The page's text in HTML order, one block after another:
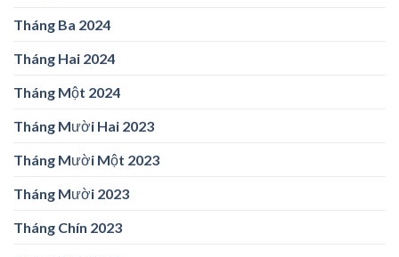
Tháng Ba 2024
Tháng Hai 2024
Tháng Một 2024
Tháng Mười Hai 2023
Tháng Mười Một 2023
Tháng Mười 2023
Tháng Chín 2023